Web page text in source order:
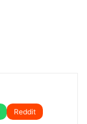
Reddit